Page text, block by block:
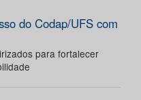
do Codap/UFS com
para fortalecer